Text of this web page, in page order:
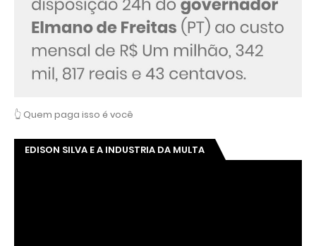
👆 Quem paga isso é você
EDISON SILVA E A INDUSTRIA DA MULTA